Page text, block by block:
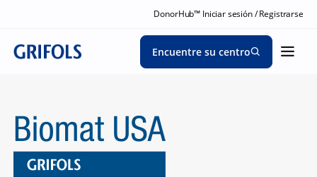
DonorHub™ Iniciar sesión / Registrarse
Encuentre su centro